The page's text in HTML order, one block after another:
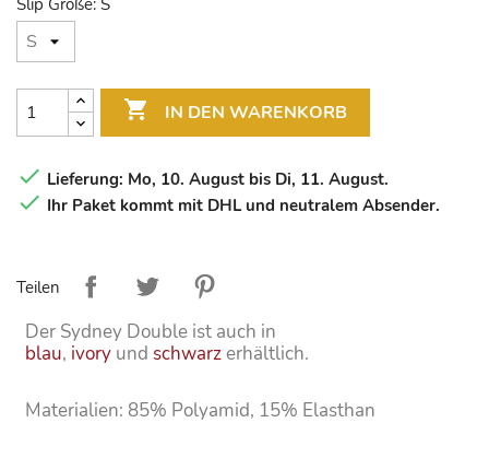
Slip Größe: S
 IN DEN WARENKORB
 Lieferung: Mo, 10. August bis Di, 11. August.
 Ihr Paket kommt mit DHL und neutralem Absender.
Teilen
Der Sydney Double ist auch in
blau, ivory und schwarzerhältlich.
Materialien: 85% Polyamid, 15% Elasthan